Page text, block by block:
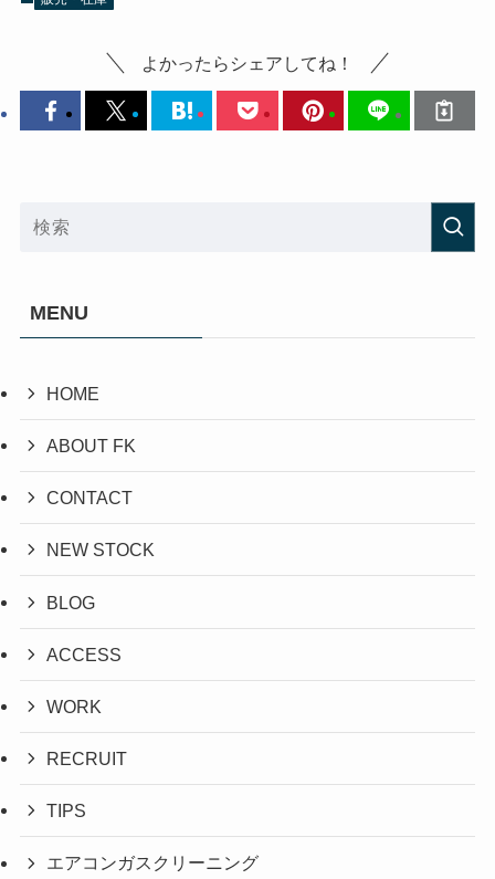
よかったらシェアしてね！
MENU
HOME
ABOUT FK
CONTACT
NEW STOCK
BLOG
ACCESS
WORK
RECRUIT
TIPS
エアコンガスクリーニング